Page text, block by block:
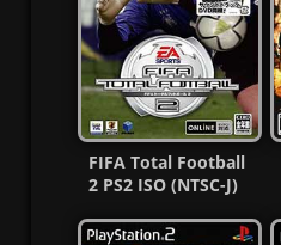
FIFA Total Football
2 PS2 ISO (NTSC-J)